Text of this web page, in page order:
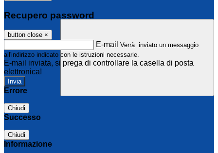
Recupero password
button close ×
E-mail Verrà inviato un messaggio
all'indirizzo indicato con le istruzioni necessarie.
E-mail inviata, si prega di controllare la casella di posta
elettronica!
Errore
Chiudi
Successo
Chiudi
Informazione